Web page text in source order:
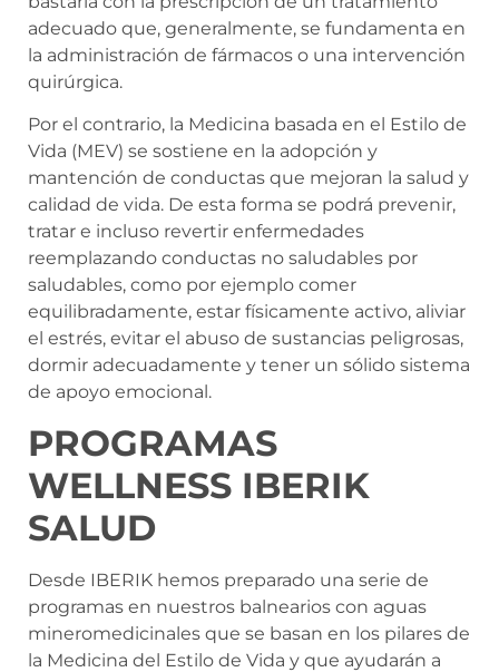
adecuado que, generalmente, se fundamenta en
la administración de fármacos o una intervención
quirúrgica.
Por el contrario, la Medicina basada en el Estilo de
Vida (MEV) se sostiene en la adopción y
mantención de conductas que mejoran la salud y
calidad de vida. De esta forma se podrá prevenir,
tratar e incluso revertir enfermedades
reemplazando conductas no saludables por
saludables, como por ejemplo comer
equilibradamente, estar físicamente activo, aliviar
el estrés, evitar el abuso de sustancias peligrosas,
dormir adecuadamente y tener un sólido sistema
de apoyo emocional.
PROGRAMAS
WELLNESS IBERIK
SALUD
Desde IBERIK hemos preparado una serie de
programas en nuestros balnearios con aguas
mineromedicinales que se basan en los pilares de
la Medicina del Estilo de Vida y que ayudarán a